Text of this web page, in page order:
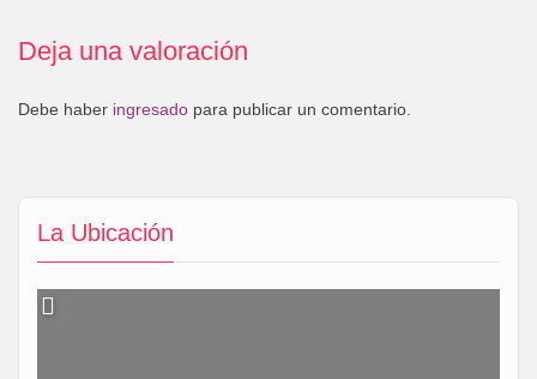
La Ubicación
Deja una valoración
Debe haber ingresado para publicar un comentario.